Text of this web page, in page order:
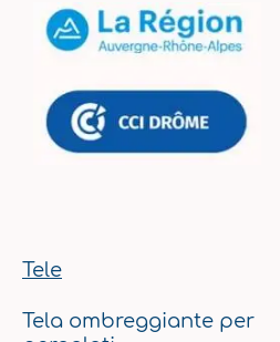
Tele
Tela ombreggiante per